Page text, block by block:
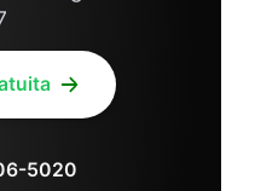
5020